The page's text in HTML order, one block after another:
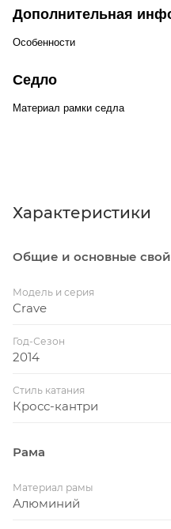
Дополнительная
Особенности
Седло
Материал рамки седла
Характеристики
Общие и основные
Модель и серия
Crave
Год-Сезон
2014
Стиль катания
Кросс-кантри
Рама
Материал рамы
Алюминий